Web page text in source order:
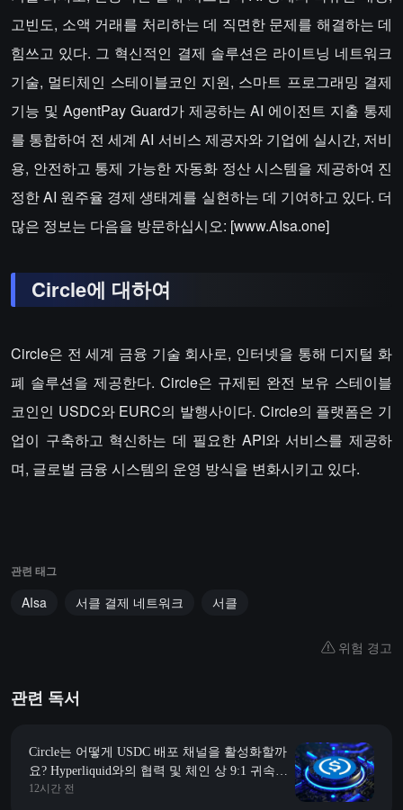
고빈도, 소액 거래를 처리하는 데 직면한 문제를 해결하는 데
힘쓰고 있다. 그 혁신적인 결제 솔루션은 라이트닝 네트워크
기술, 멀티체인 스테이블코인 지원, 스마트 프로그래밍 결제
기능 및 AgentPay Guard가 제공하는 AI 에이전트 지출 통제
를 통합하여 전 세계 AI 서비스 제공자와 기업에 실시간, 저비
용, 안전하고 통제 가능한 자동화 정산 시스템을 제공하여 진
정한 AI 원주율 경제 생태계를 실현하는 데 기여하고 있다. 더
많은 정보는 다음을 방문하십시오: [www.AIsa.one]
Circle에 대하여
Circle은 전 세계 금융 기술 회사로, 인터넷을 통해 디지털 화
폐 솔루션을 제공한다. Circle은 규제된 완전 보유 스테이블
코인인 USDC와 EURC의 발행사이다. Circle의 플랫폼은 기
업이 구축하고 혁신하는 데 필요한 API와 서비스를 제공하
며, 글로벌 금융 시스템의 운영 방식을 변화시키고 있다.
관련 태그
AIsa 서클 결제 네트워크 서클
위험 경고
관련 독서
Circle는 어떻게 USDC 배포 채널을 활성화할까
요? Hyperliquid와의 협력 및 체인 상 9:1 귀속에
대해 이야기해봅시다
12시간 전